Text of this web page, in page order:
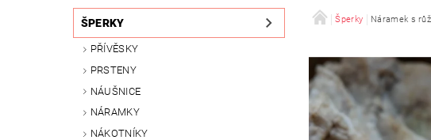
ŠPERKY
PŘÍVĚSKY
PRSTENY
NÁUŠNICE
NÁRAMKY
NÁKOTNÍKY
Šperky Náramek s